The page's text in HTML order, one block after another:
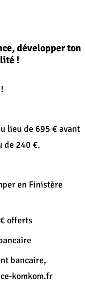
développer ton
!
lieu de695 €avant
de240 €.
en Finistère
offerts
bancaire,
komkom.fr